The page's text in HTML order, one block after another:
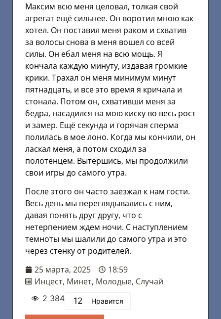
Максим всю меня целовал, толкая свой
агрегат ещё сильнее. Он воротил мною как
хотел. Он поставил меня раком и схватив
за волосы снова в меня вошел со всей
силы. Он ебал меня на всю мощь. Я
кончала каждую минуту, издавая громкие
крики. Трахал он меня минимум минут
пятнадцать, и все это время я кричала и
стонала. Потом он, схвативши меня за
бедра, насадился на мою киску во весь рост
и замер. Ещё секунда и горячая сперма
полилась в мое лоно. Когда мы кончили, он
ласкал меня, а потом сходил за
полотенцем. Вытершись, мы продолжили
свои игры до самого утра.
После этого он часто заезжал к нам гости.
Весь день мы переглядывались с ним,
давая понять друг другу, что с
нетерпением ждем ночи. С наступлением
темноты мы шалили до самого утра и это
через стенку от родителей.
25 марта, 2025
18:59
Инцест, Минет, Молодые, Случай
2 384 12 Нравится